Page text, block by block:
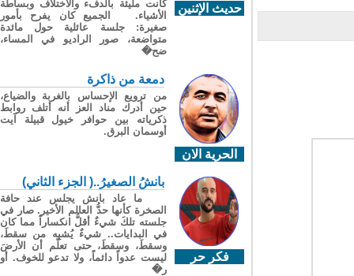
حديث الإثنين
كانت مليئة بالدفء والاختلاف وبساطة
الأشياء. الجميع كان يفرح بأمور
صغيرة: جلسة عائلية حول مائدة
متواضعة، صور الراديو في المساء،
ضح�
الحرية الان
دمعة من ذاكرة
من ترويع الإحساس بالغربة والضياع،
حين أدرك مناد العز أنه أتلف روابط
ذكرياته بين حوافر خيول قبيلة آيت
أوسمان البرق.
فكر حر
بانشُ الصغيرُ..( الجزء الثاني)
ما عاد بانش يجلس عند حافة
الصخرة كأنها حدُّ العالم الأخير. صار في
جلسته تلكَ شيءٌ أقلُّ انكساراً مما كان
في البدايات.. شيءٌ يُشبِه من سقطَ،
وسقطَ، وسقطَ، حتى تعلّم أن الأرضَ
ليست عدواً دائماً، ولا تدعو للخوف. أو
ر�